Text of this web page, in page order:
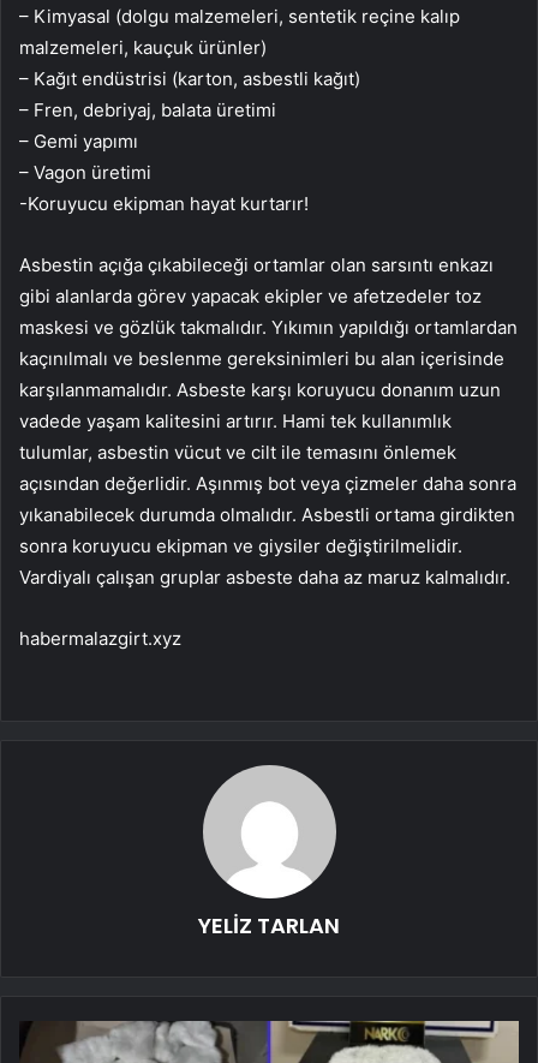
– Kimyasal (dolgu malzemeleri, sentetik reçine kalıp
malzemeleri, kauçuk ürünler)
– Kağıt endüstrisi (karton, asbestli kağıt)
– Fren, debriyaj, balata üretimi
– Gemi yapımı
– Vagon üretimi
-Koruyucu ekipman hayat kurtarır!
Asbestin açığa çıkabileceği ortamlar olan sarsıntı enkazı
gibi alanlarda görev yapacak ekipler ve afetzedeler toz
maskesi ve gözlük takmalıdır. Yıkımın yapıldığı ortamlardan
kaçınılmalı ve beslenme gereksinimleri bu alan içerisinde
karşılanmamalıdır. Asbeste karşı koruyucu donanım uzun
vadede yaşam kalitesini artırır. Hami tek kullanımlık
tulumlar, asbestin vücut ve cilt ile temasını önlemek
açısından değerlidir. Aşınmış bot veya çizmeler daha sonra
yıkanabilecek durumda olmalıdır. Asbestli ortama girdikten
sonra koruyucu ekipman ve giysiler değiştirilmelidir.
Vardiyalı çalışan gruplar asbeste daha az maruz kalmalıdır.
habermalazgirt.xyz
YELİZ TARLAN